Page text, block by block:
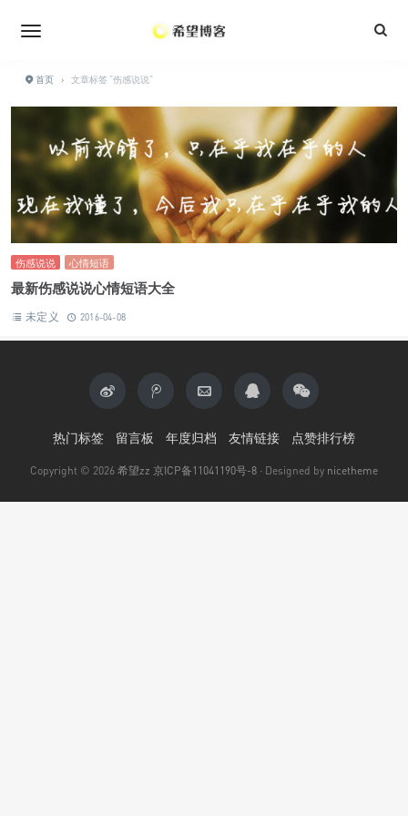
首页 › 文章标签 "伤感说说"
伤感说说 心情短语
最新伤感说说心情短语大全
未定义 2016-04-08
热门标签 留言板 年度归档 友情链接 点赞排行榜
Copyright © 2026 希望zz 京ICP备11041190号-8 · Designed by nicetheme
•